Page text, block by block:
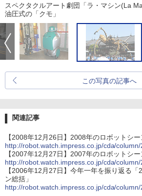
スペクタクルアート劇団「ラ・マシン(La
油圧式の「クモ」
この写真の記事へ
関連記事
【2008年12月26日】2008年のロボットシ
http://robot.watch.impress.co.jp/cda/
【2007年12月27日】2007年のロボットシ
http://robot.watch.impress.co.jp/cda/
【2006年12月27日】今年一年を振り返る
ン総括」
http://robot.watch.impress.co.jp/cda/